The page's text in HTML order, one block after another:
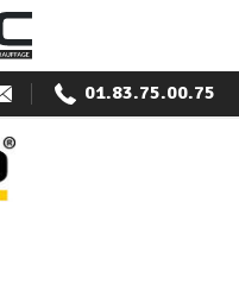
01.83.75.00.75